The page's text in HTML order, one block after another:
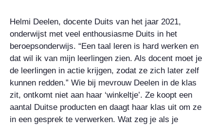
Helmi Deelen, docente Duits van het jaar 2021,
onderwijst met veel enthousiasme Duits in het
beroepsonderwijs. “Een taal leren is hard werken en
dat wil ik van mijn leerlingen zien. Als docent moet je
de leerlingen in actie krijgen, zodat ze zich later zelf
kunnen redden.” Wie bij mevrouw Deelen in de klas
zit, ontkomt niet aan haar ‘winkeltje’. Ze koopt een
aantal Duitse producten en daagt haar klas uit om ze
in een gesprek te verwerken. Wat zeg je als je